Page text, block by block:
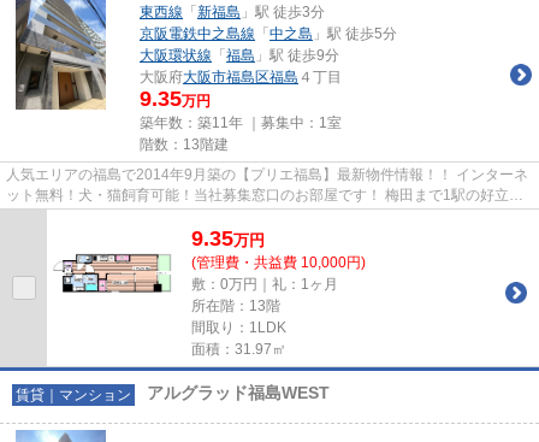
東西線 「 新福島 」駅 徒歩3分
京阪電鉄中之島線 「 中之島 」駅 徒歩5分
大阪環状線 「 福島 」駅 徒歩9分
大阪府大阪市福島区福島 ４丁目
9.35万円
築年数：築11年 ｜募集中： 1室
階数：13階建
人気エリアの福島で2014年9月築の【プリエ福島】最新物件情報！！ インターネ
ット無料！犬・猫飼育可能！当社募集窓口のお部屋です！ 梅田まで1駅の好立
9.35万円
(管理費・共益費 10,000円)
敷：0万円｜礼：1ヶ月
所在階：13階
間取り：1LDK
面積：31.97㎡
賃貸｜マンション アルグラッド福島WEST